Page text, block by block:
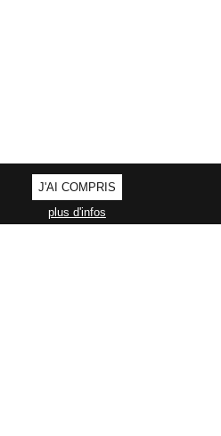
J'AI COMPRIS
plus d'infos